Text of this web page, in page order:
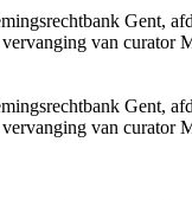
Gent,
vervanging van
Gent,
vervanging van